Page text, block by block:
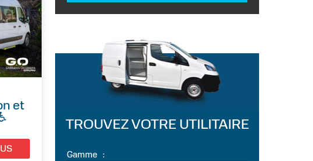
et
TROUVEZ VOTRE UTILITAIRE
Gamme :